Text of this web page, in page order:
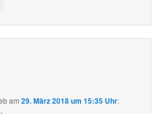
am29. März 2018 um 15:35 Uhr: